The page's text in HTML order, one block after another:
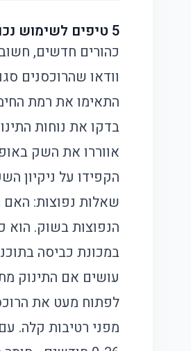
5 טיפים לשימוש נכון בשק השינה
כהורים חדשים,
וודאו שהרוכסנים
התאימו את רמת
בדקו את נוחות
אווררו את השק
הקפידו על ניקיון
שאלות נפוצות: האם
הנפוצות בשוק. הוא
עושים אם התינוק
לפתוח מעט את
מפני רטיבות קלה.